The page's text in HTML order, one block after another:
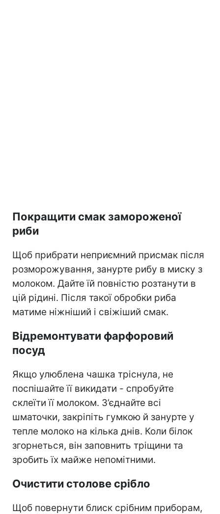
Покращити смак замороженої
риби
Щоб прибрати неприємний присмак після
розморожування, занурте рибу в миску з
молоком. Дайте їй повністю розтанути в
цій рідині. Після такої обробки риба
матиме ніжніший і свіжіший смак.
Відремонтувати фарфоровий
посуд
Якщо улюблена чашка тріснула, не
поспішайте її викидати - спробуйте
склеїти її молоком. З’єднайте всі
шматочки, закріпіть гумкою й занурте у
тепле молоко на кілька днів. Коли білок
згорнеться, він заповнить тріщини та
зробить їх майже непомітними.
Очистити столове срібло
Щоб повернути блиск срібним приборам,